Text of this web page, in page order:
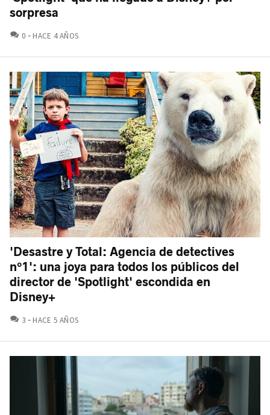
sorpresa
0 COMENTARIOS
HACE 4 AÑOS
'Desastre y Total: Agencia de detectives
nº1': una joya para todos los públicos del
director de 'Spotlight' escondida en
Disney+
3 COMENTARIOS
HACE 5 AÑOS